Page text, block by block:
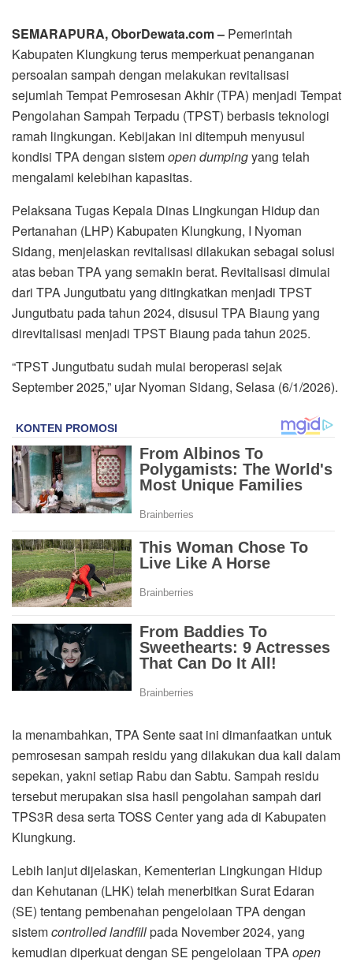
SEMARAPURA, OborDewata.com – Pemerintah
Kabupaten Klungkung terus memperkuat penanganan
persoalan sampah dengan melakukan revitalisasi
sejumlah Tempat Pemrosesan Akhir (TPA) menjadi Tempat
Pengolahan Sampah Terpadu (TPST) berbasis teknologi
ramah lingkungan. Kebijakan ini ditempuh menyusul
kondisi TPA dengan sistemopen dumpingyang telah
mengalami kelebihan kapasitas.
Pelaksana Tugas Kepala Dinas Lingkungan Hidup dan
Pertanahan (LHP) Kabupaten Klungkung, I Nyoman
Sidang, menjelaskan revitalisasi dilakukan sebagai solusi
atas beban TPA yang semakin berat. Revitalisasi dimulai
dari TPA Jungutbatu yang ditingkatkan menjadi TPST
Jungutbatu pada tahun 2024, disusul TPA Biaung yang
direvitalisasi menjadi TPST Biaung pada tahun 2025.
“TPST Jungutbatu sudah mulai beroperasi sejak
September 2025,” ujar Nyoman Sidang, Selasa (6/1/2026).
Ia menambahkan, TPA Sente saat ini dimanfaatkan untuk
pemrosesan sampah residu yang dilakukan dua kali dalam
sepekan, yakni setiap Rabu dan Sabtu. Sampah residu
tersebut merupakan sisa hasil pengolahan sampah dari
TPS3R desa serta TOSS Center yang ada di Kabupaten
Klungkung.
Lebih lanjut dijelaskan, Kementerian Lingkungan Hidup
dan Kehutanan (LHK) telah menerbitkan Surat Edaran
(SE) tentang pembenahan pengelolaan TPA dengan
sistemcontrolled landfillpada November 2024, yang
kemudian diperkuat dengan SE pengelolaan TPAopen